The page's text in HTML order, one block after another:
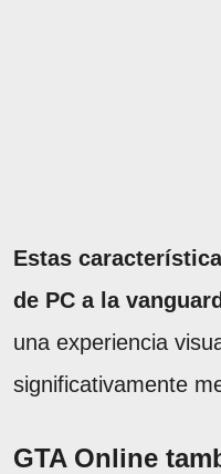
Estas
de PC a la
una experiencia
significativamente
GTA Online